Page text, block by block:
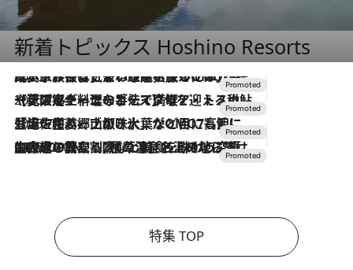
新着トピックス Hoshino Resorts
2026.7.31
【ホテル帰省】という選択肢をOMOが提案。家族とほどよい距離を保つには「昼は実家、夜は気兼ねなくホテルで！」
2026.7.24
【夏限定ディナーコース】旬を迎える稚鮎や花ズッキーニなどをイタリア・トスカーナの郷土料理の手法で満喫！
2026.7.17
「土佐和ハーブかき氷」がOMO7高知に登場！生姜、山椒、大葉など目にも舌にも涼を呼ぶ郷土の味
2026.7.10
NEW OPEN！【界 草津】名湯の地に誕生。趣の異なる2種の温泉と上州ならではの会席・蕎麦割烹など美食を味わう究極の癒やし旅
特集 TOP